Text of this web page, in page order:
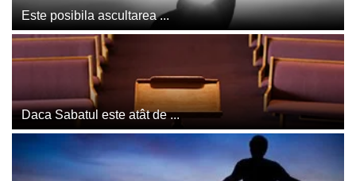
Este posibila ascultarea ...
Daca Sabatul este atât de ...